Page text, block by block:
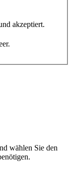
akzeptiert.
wählen Sie den